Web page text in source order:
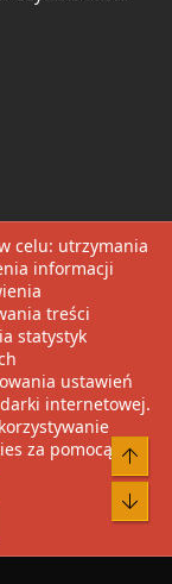
Link
XenForo Ltd.
Media embeds
celu: utrzymania
informacji
treści
statystyk
ustawień
internetowej.
za pomocą